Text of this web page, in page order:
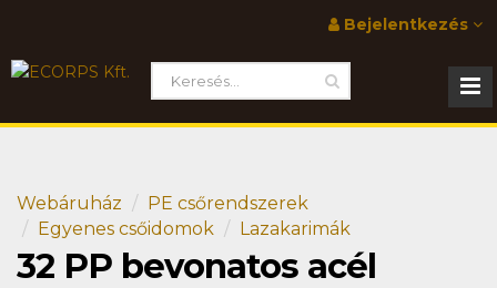
Bejelentkezés
Webáruház
PE csőrendszerek
Egyenes csőidomok
Lazakarimák
32 PP bevonatos acél